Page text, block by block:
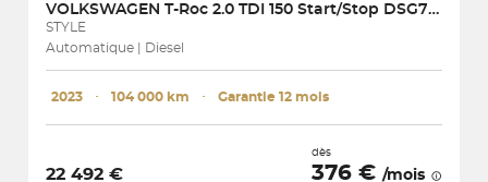
VOLKSWAGEN T-Roc 2.0 TDI 150 Start/Stop DSG7 Style
STYLE
Automatique | Diesel
2023 ･ 104 000 km ･ Garantie 12 mois
22 492 €
dès
376 € /mois